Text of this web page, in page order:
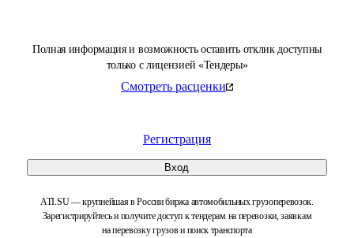
Полная информация и возможность оставить отклик доступны
только с лицензией «Тендеры»
Смотреть расценки
Регистрация
Вход
ATI.SU — крупнейшая в России биржа автомобильных грузоперевозок.
Зарегистрируйтесь и получите доступ к тендерам на перевозки, заявкам
на перевозку грузов и поиск транспорта